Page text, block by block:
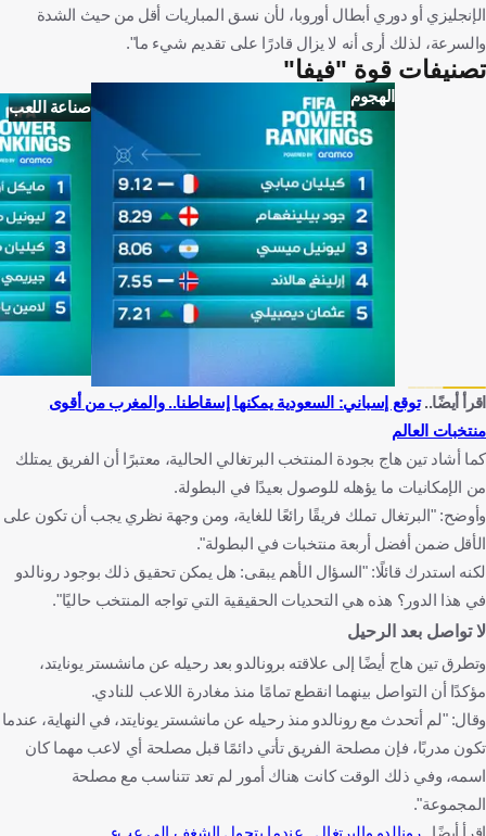
الإنجليزي أو دوري أبطال أوروبا، لأن نسق المباريات أقل من حيث الشدة
والسرعة، لذلك أرى أنه لا يزال قادرًا على تقديم شيء ما".
تصنيفات قوة "فيفا"
الهجوم
صناعة اللعب
اقرأ أيضًا..توقع إسباني: السعودية يمكنها إسقاطنا.. والمغرب من أقوى
منتخبات العالم
كما أشاد تين هاج بجودة المنتخب البرتغالي الحالية، معتبرًا أن الفريق يمتلك
من الإمكانيات ما يؤهله للوصول بعيدًا في البطولة.
وأوضح: "البرتغال تملك فريقًا رائعًا للغاية، ومن وجهة نظري يجب أن تكون على
الأقل ضمن أفضل أربعة منتخبات في البطولة".
لكنه استدرك قائلًا: "السؤال الأهم يبقى: هل يمكن تحقيق ذلك بوجود رونالدو
في هذا الدور؟ هذه هي التحديات الحقيقية التي تواجه المنتخب حاليًا".
لا تواصل بعد الرحيل
وتطرق تين هاج أيضًا إلى علاقته برونالدو بعد رحيله عن مانشستر يونايتد،
مؤكدًا أن التواصل بينهما انقطع تمامًا منذ مغادرة اللاعب للنادي.
وقال: "لم أتحدث مع رونالدو منذ رحيله عن مانشستر يونايتد، في النهاية، عندما
تكون مدربًا، فإن مصلحة الفريق تأتي دائمًا قبل مصلحة أي لاعب مهما كان
اسمه، وفي ذلك الوقت كانت هناك أمور لم تعد تتناسب مع مصلحة
المجموعة".
اقرأ أيضًا..رونالدو والبرتغال.. عندما يتحول الشغف إلى عبء